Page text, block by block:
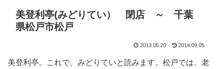
美登利亭(みどりてい） 閉店 ～ 千葉
県松戸市松戸
2013.05.20 2014.09.05
美登利亭。これで、みどりていと読みます。松戸では、老